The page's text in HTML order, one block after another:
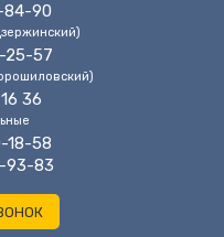
84-90
25-57
36
18-58
93-83